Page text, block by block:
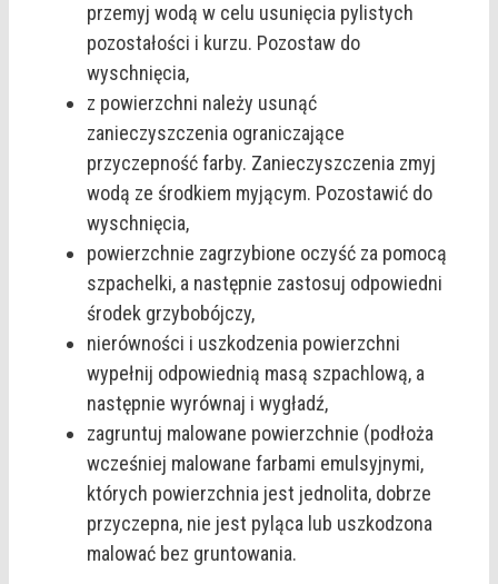
przemyj wodą w celu usunięcia pylistych
pozostałości i kurzu. Pozostaw do
wyschnięcia,
z powierzchni należy usunąć
zanieczyszczenia ograniczające
przyczepność farby. Zanieczyszczenia zmyj
wodą ze środkiem myjącym. Pozostawić do
wyschnięcia,
powierzchnie zagrzybione oczyść za pomocą
szpachelki, a następnie zastosuj odpowiedni
środek grzybobójczy,
nierówności i uszkodzenia powierzchni
wypełnij odpowiednią masą szpachlową, a
następnie wyrównaj i wygładź,
zagruntuj malowane powierzchnie (podłoża
wcześniej malowane farbami emulsyjnymi,
których powierzchnia jest jednolita, dobrze
przyczepna, nie jest pyląca lub uszkodzona
malować bez gruntowania.